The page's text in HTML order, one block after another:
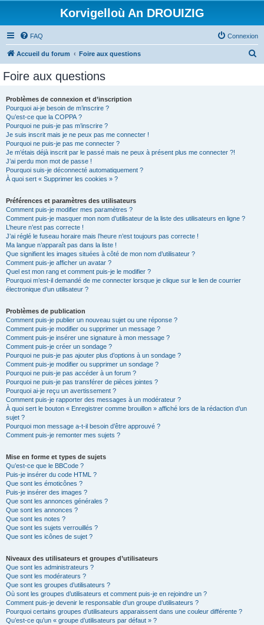
Korvigelloù An DROUIZIG
FAQ Connexion
Accueil du forum Foire aux questions
Foire aux questions
Problèmes de connexion et d’inscription
Pourquoi ai-je besoin de m’inscrire ?
Qu’est-ce que la COPPA ?
Pourquoi ne puis-je pas m’inscrire ?
Je suis inscrit mais je ne peux pas me connecter !
Pourquoi ne puis-je pas me connecter ?
Je m’étais déjà inscrit par le passé mais ne peux à présent plus me connecter ?!
J’ai perdu mon mot de passe !
Pourquoi suis-je déconnecté automatiquement ?
À quoi sert « Supprimer les cookies » ?
Préférences et paramètres des utilisateurs
Comment puis-je modifier mes paramètres ?
Comment puis-je masquer mon nom d’utilisateur de la liste des utilisateurs en ligne ?
L’heure n’est pas correcte !
J’ai réglé le fuseau horaire mais l’heure n’est toujours pas correcte !
Ma langue n’apparaît pas dans la liste !
Que signifient les images situées à côté de mon nom d’utilisateur ?
Comment puis-je afficher un avatar ?
Quel est mon rang et comment puis-je le modifier ?
Pourquoi m’est-il demandé de me connecter lorsque je clique sur le lien de courrier
électronique d’un utilisateur ?
Problèmes de publication
Comment puis-je publier un nouveau sujet ou une réponse ?
Comment puis-je modifier ou supprimer un message ?
Comment puis-je insérer une signature à mon message ?
Comment puis-je créer un sondage ?
Pourquoi ne puis-je pas ajouter plus d’options à un sondage ?
Comment puis-je modifier ou supprimer un sondage ?
Pourquoi ne puis-je pas accéder à un forum ?
Pourquoi ne puis-je pas transférer de pièces jointes ?
Pourquoi ai-je reçu un avertissement ?
Comment puis-je rapporter des messages à un modérateur ?
À quoi sert le bouton « Enregistrer comme brouillon » affiché lors de la rédaction d’un
sujet ?
Pourquoi mon message a-t-il besoin d’être approuvé ?
Comment puis-je remonter mes sujets ?
Mise en forme et types de sujets
Qu’est-ce que le BBCode ?
Puis-je insérer du code HTML ?
Que sont les émoticônes ?
Puis-je insérer des images ?
Que sont les annonces générales ?
Que sont les annonces ?
Que sont les notes ?
Que sont les sujets verrouillés ?
Que sont les icônes de sujet ?
Niveaux des utilisateurs et groupes d’utilisateurs
Que sont les administrateurs ?
Que sont les modérateurs ?
Que sont les groupes d’utilisateurs ?
Où sont les groupes d’utilisateurs et comment puis-je en rejoindre un ?
Comment puis-je devenir le responsable d’un groupe d’utilisateurs ?
Pourquoi certains groupes d’utilisateurs apparaissent dans une couleur différente ?
Qu’est-ce qu’un « groupe d’utilisateurs par défaut » ?